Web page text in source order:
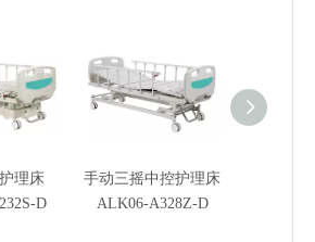
理床
D
手动三摇中控护理床
ALK06-A328Z-D